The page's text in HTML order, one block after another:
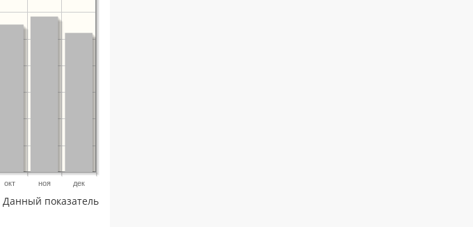
окт ноя дек
Данный показатель